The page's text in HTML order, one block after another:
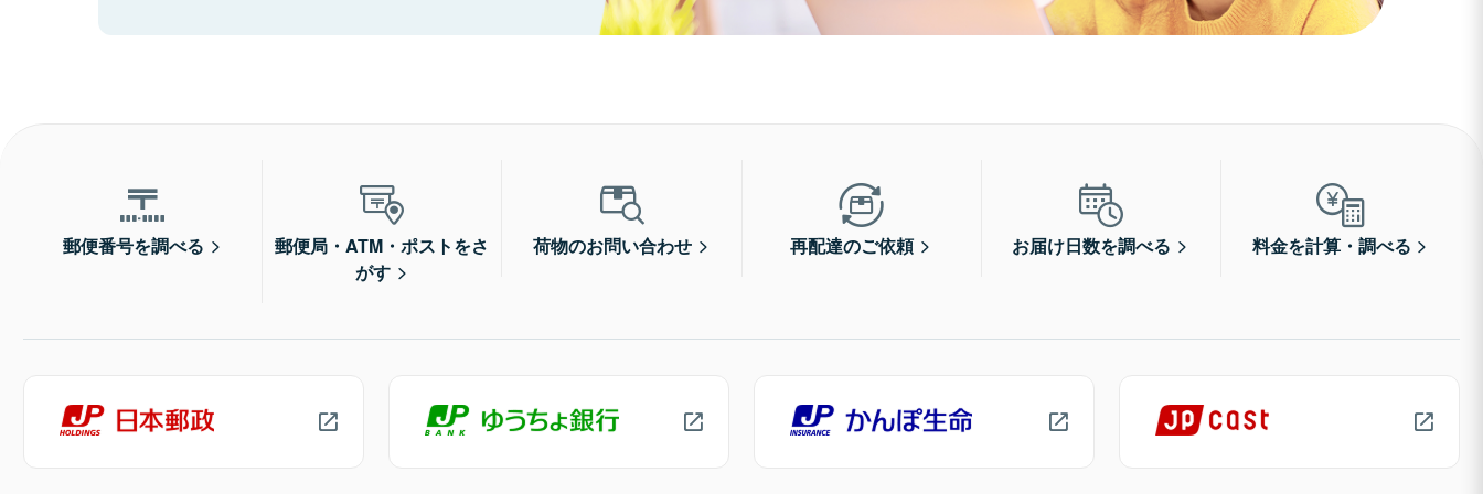
郵便番号を調べる
郵便局・ATM・ポストをさ
がす
荷物のお問い合わせ 再配達のご依頼 お届け日数を調べる 料金を計算・調べる